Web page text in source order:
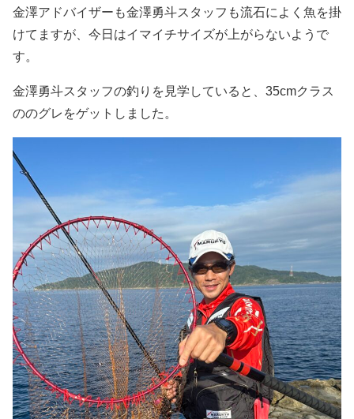
金澤アドバイザーも金澤勇斗スタッフも流石によく魚を掛
けてますが、今日はイマイチサイズが上がらないようで
す。
金澤勇斗スタッフの釣りを見学していると、35cmクラス
ののグレをゲットしました。